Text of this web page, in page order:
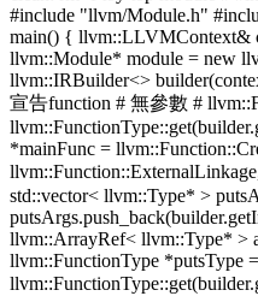
#include "llvm/Module.h"
main() { llvm::LLVMContext&
llvm::Module* module = new
llvm::IRBuilder<>
宣告function # 無參數 #
*mainFunc =
std::vector< llvm::Type* >
llvm::ArrayRef< llvm::Type* >
llvm::FunctionType *putsType =